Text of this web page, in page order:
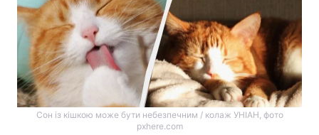
Сон із кішкою може бути небезпечним / колаж УНІАН, фото
pxhere.com